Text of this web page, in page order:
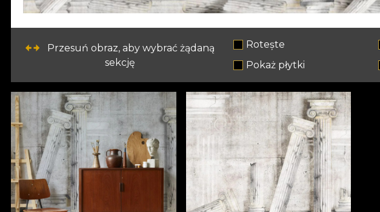
Przesuń obraz, aby wybrać żądaną
sekcję
Rotește
Pokaż płytki